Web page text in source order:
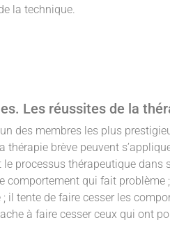
la technique.
Les réussites de la
des membres les plus
brève peuvent
processus thérapeutique dans
comportement qui fait
il tente de faire cesser les
à faire cesser ceux qui ont